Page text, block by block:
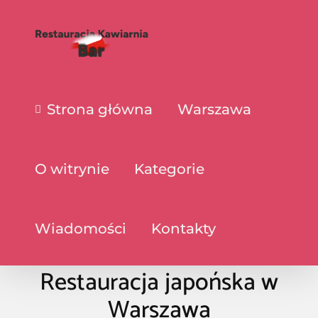
Strona główna Warszawa
O witrynie Kategorie
Wiadomości Kontakty
Restauracja japońska w